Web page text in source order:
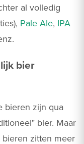
al volledig
Pale Ale, IPA
bier
bieren zijn qua
bier. Maar
zitten meer